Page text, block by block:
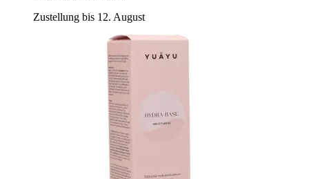
Zustellung bis 12. August